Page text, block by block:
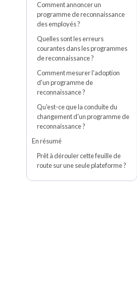
Comment annoncer un
programme de reconnaissance
des employés ?
Quelles sont les erreurs
courantes dans les programmes
de reconnaissance ?
Comment mesurer l'adoption
d'un programme de
reconnaissance ?
Qu'est-ce que la conduite du
changement d'un programme de
reconnaissance ?
En résumé
Prêt à dérouler cette feuille de
route sur une seule plateforme ?